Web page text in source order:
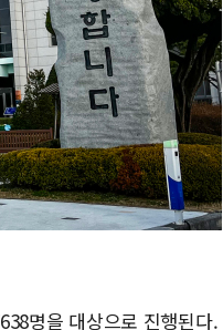
명을 대상으로 진행된다.